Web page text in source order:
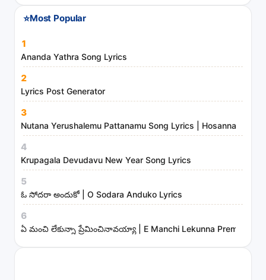
⭐Most Popular
1
Ananda Yathra Song Lyrics
2
Lyrics Post Generator
3
Nutana Yerushalemu Pattanamu Song Lyrics | Hosanna
4
Krupagala Devudavu New Year Song Lyrics
5
ఓ సోదరా అందుకో | O Sodara Anduko Lyrics
6
ఏ మంచి లేకున్నా ప్రేమించినావయ్యా | E Manchi Lekunna